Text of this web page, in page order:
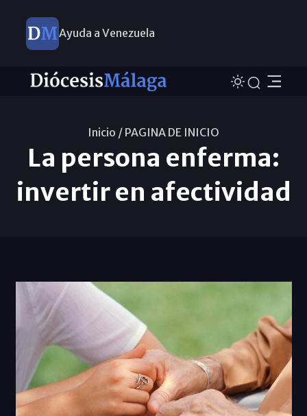
Ayuda a Venezuela
Inicio / PAGINA DE INICIO
La persona enferma:
invertir en afectividad